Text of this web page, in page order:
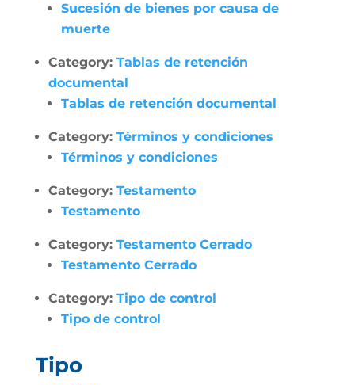
Sucesión de bienes por causa de
muerte
Category: Tablas de retención
documental
Tablas de retención documental
Category: Términos y condiciones
Términos y condiciones
Category: Testamento
Testamento
Category: Testamento Cerrado
Testamento Cerrado
Category: Tipo de control
Tipo de control
Tipo